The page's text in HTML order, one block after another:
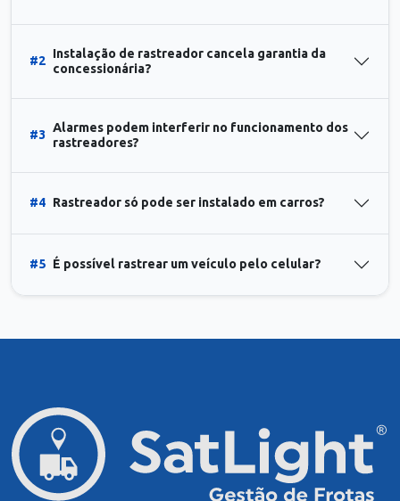
#2
Instalação de rastreador cancela garantia da
concessionária?
#3
Alarmes podem interferir no funcionamento dos
rastreadores?
#4 Rastreador só pode ser instalado em carros?
#5 É possível rastrear um veículo pelo celular?